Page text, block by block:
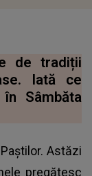
de tradiții
Iată ce
Sâmbăta
Astăzi
pregătesc